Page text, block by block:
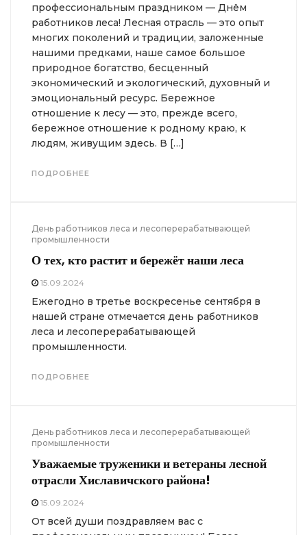
профессиональным праздником — Днём
работников леса! Лесная отрасль — это опыт
многих поколений и традиции, заложенные
нашими предками, наше самое большое
природное богатство, бесценный
экономический и экологический, духовный и
эмоциональный ресурс. Бережное
отношение к лесу — это, прежде всего,
бережное отношение к родному краю, к
людям, живущим здесь. В […]
ПОДРОБНЕЕ
День работников леса и лесоперерабатывающей
промышленности
О тех, кто растит и бережёт наши леса
15.09.2024
Ежегодно в третье воскресенье сентября в
нашей стране отмечается день работников
леса и лесоперерабатывающей
промышленности.
ПОДРОБНЕЕ
День работников леса и лесоперерабатывающей
промышленности
Уважаемые труженики и ветераны лесной
отрасли Хиславичского района!
15.09.2024
От всей души поздравляем вас с